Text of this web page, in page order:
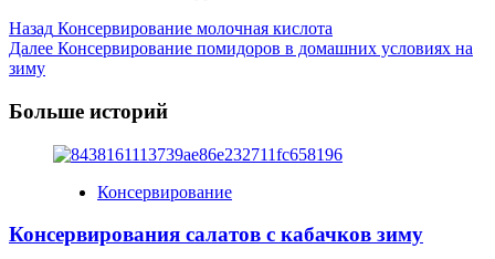
Post
Navigation
Назад Консервирование молочная кислота
Далее Консервирование помидоров в домашних условиях на
зиму
Больше историй
Консервирование
Консервирования салатов с кабачков зиму